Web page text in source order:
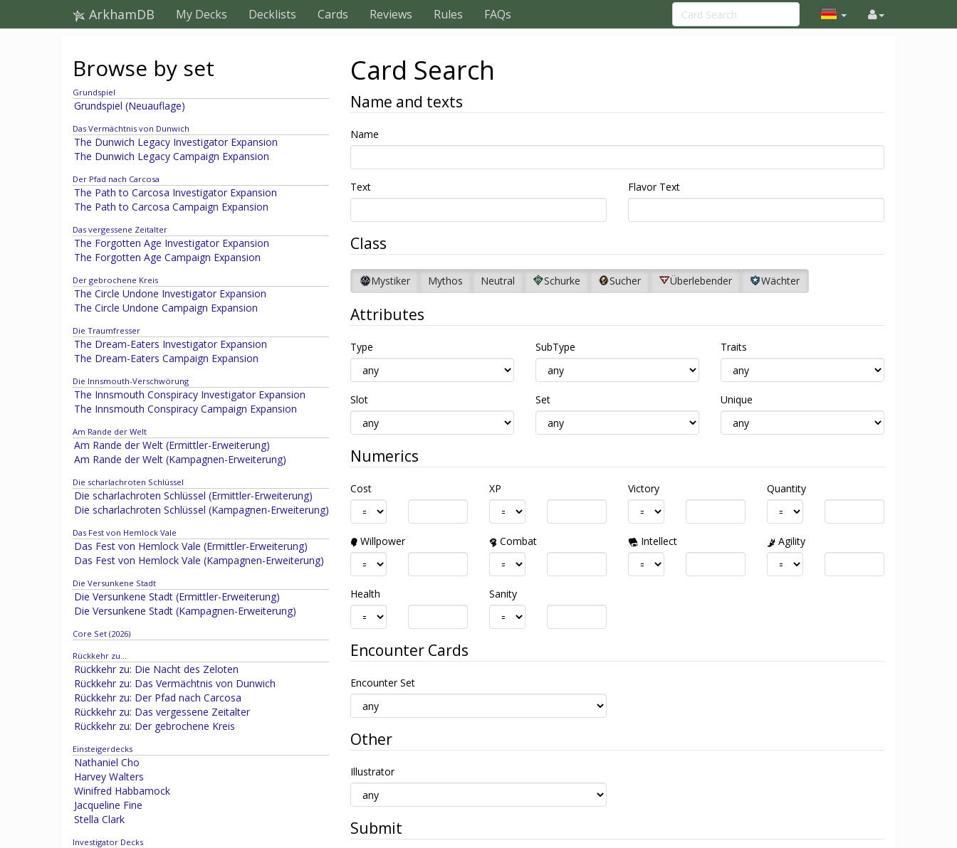
ArkhamDB My Decks Decklists Cards Reviews Rules FAQs
Browse by set
Grundspiel
Grundspiel (Neuauflage)
Das Vermächtnis von Dunwich
The Dunwich Legacy Investigator Expansion
The Dunwich Legacy Campaign Expansion
Der Pfad nach Carcosa
The Path to Carcosa Investigator Expansion
The Path to Carcosa Campaign Expansion
Das vergessene Zeitalter
The Forgotten Age Investigator Expansion
The Forgotten Age Campaign Expansion
Der gebrochene Kreis
The Circle Undone Investigator Expansion
The Circle Undone Campaign Expansion
Die Traumfresser
The Dream-Eaters Investigator Expansion
The Dream-Eaters Campaign Expansion
Die Innsmouth-Verschwörung
The Innsmouth Conspiracy Investigator Expansion
The Innsmouth Conspiracy Campaign Expansion
Am Rande der Welt
Am Rande der Welt (Ermittler-Erweiterung)
Am Rande der Welt (Kampagnen-Erweiterung)
Die scharlachroten Schlüssel
Die scharlachroten Schlüssel (Ermittler-Erweiterung)
Die scharlachroten Schlüssel (Kampagnen-Erweiterung)
Das Fest von Hemlock Vale
Das Fest von Hemlock Vale (Ermittler-Erweiterung)
Das Fest von Hemlock Vale (Kampagnen-Erweiterung)
Die Versunkene Stadt
Die Versunkene Stadt (Ermittler-Erweiterung)
Die Versunkene Stadt (Kampagnen-Erweiterung)
Core Set (2026)
Rückkehr zu…
Rückkehr zu: Die Nacht des Zeloten
Rückkehr zu: Das Vermächtnis von Dunwich
Rückkehr zu: Der Pfad nach Carcosa
Rückkehr zu: Das vergessene Zeitalter
Rückkehr zu: Der gebrochene Kreis
Einsteigerdecks
Nathaniel Cho
Harvey Walters
Winifred Habbamock
Jacqueline Fine
Stella Clark
Investigator Decks
Card Search
Name and texts
Name
Text Flavor Text
Class
Mystiker Mythos Neutral Schurke Sucher Überlebender Wächter
Attributes
Type SubType Traits
Slot Set Unique
Numerics
Cost XP Victory Quantity
Willpower Combat Intellect Agility
Health Sanity
Encounter Cards
Encounter Set
Other
Illustrator
Submit